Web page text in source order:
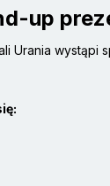
up
Urania wystąpi